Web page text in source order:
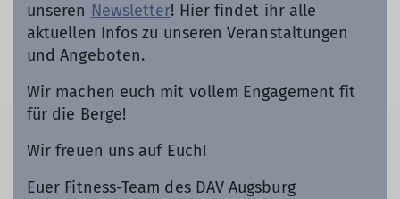
unseren Newsletter! Hier findet ihr alle
aktuellen Infos zu unseren Veranstaltungen
und Angeboten.
Wir machen euch mit vollem Engagement fit
für die Berge!
Wir freuen uns auf Euch!
Euer Fitness-Team des DAV Augsburg